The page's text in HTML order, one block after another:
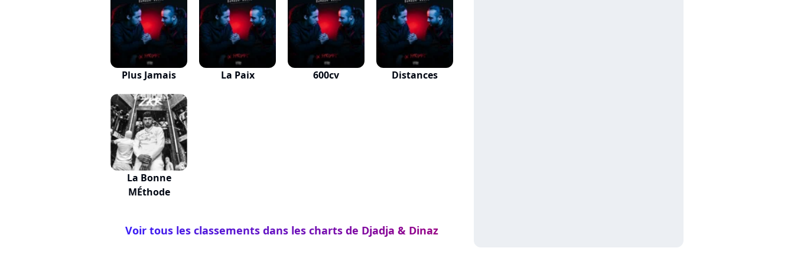
Plus Jamais La Paix 600cv Distances
La Bonne
MÉthode
Voir tous les classements dans les charts de Djadja & Dinaz